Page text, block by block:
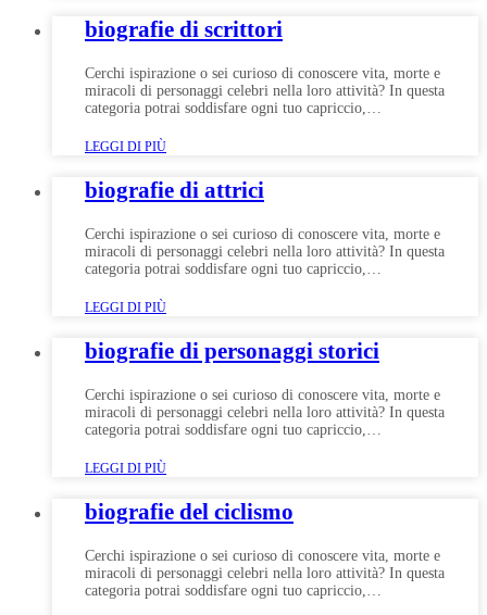
biografie di scrittori
Cerchi ispirazione o sei curioso di conoscere vita, morte e
miracoli di personaggi celebri nella loro attività? In questa
categoria potrai soddisfare ogni tuo capriccio,…
LEGGI DI PIÙ
biografie di attrici
Cerchi ispirazione o sei curioso di conoscere vita, morte e
miracoli di personaggi celebri nella loro attività? In questa
categoria potrai soddisfare ogni tuo capriccio,…
LEGGI DI PIÙ
biografie di personaggi storici
Cerchi ispirazione o sei curioso di conoscere vita, morte e
miracoli di personaggi celebri nella loro attività? In questa
categoria potrai soddisfare ogni tuo capriccio,…
LEGGI DI PIÙ
biografie del ciclismo
Cerchi ispirazione o sei curioso di conoscere vita, morte e
miracoli di personaggi celebri nella loro attività? In questa
categoria potrai soddisfare ogni tuo capriccio,…